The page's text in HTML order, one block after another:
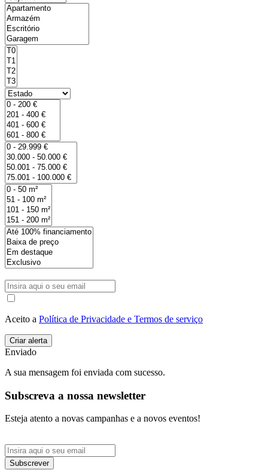
Aceito a Política de Privacidade e Termos de serviço
Enviado
A sua mensagem foi enviada com sucesso.
Subscreva a nossa newsletter
Esteja atento a novas campanhas e a novos eventos!